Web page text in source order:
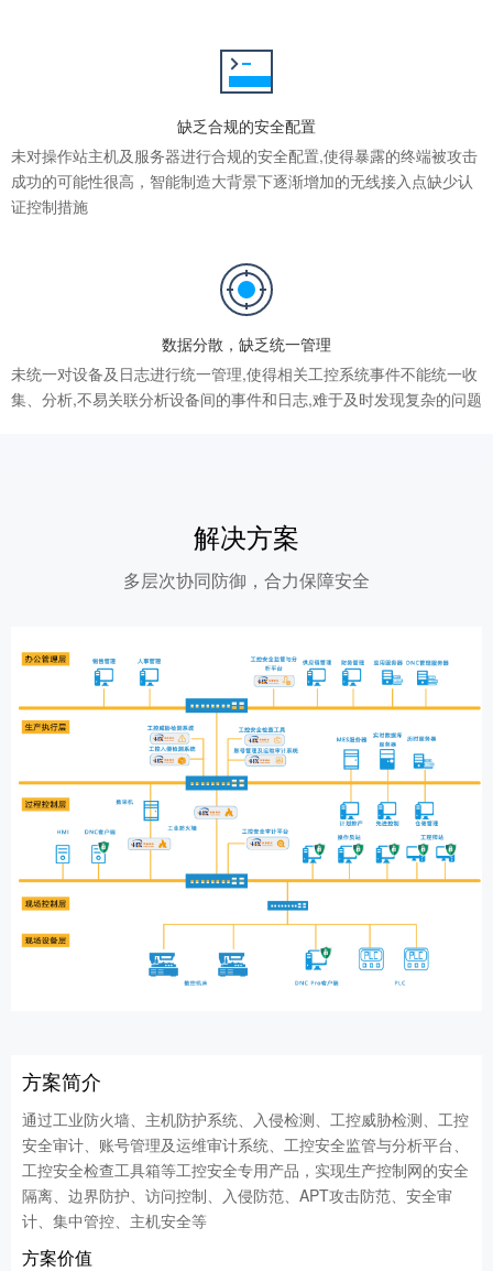
缺乏合规的安全配置
未对操作站主机及服务器进行合规的安全配置,使得暴露的终端被攻击
成功的可能性很高，智能制造大背景下逐渐增加的无线接入点缺少认
证控制措施
数据分散，缺乏统一管理
未统一对设备及日志进行统一管理,使得相关工控系统事件不能统一收
集、分析,不易关联分析设备间的事件和日志,难于及时发现复杂的问题
解决方案
多层次协同防御，合力保障安全
方案简介
通过工业防火墙、主机防护系统、入侵检测、工控威胁检测、工控
安全审计、账号管理及运维审计系统、工控安全监管与分析平台、
工控安全检查工具箱等工控安全专用产品，实现生产控制网的安全
隔离、边界防护、访问控制、入侵防范、APT攻击防范、安全审
计、集中管控、主机安全等
方案价值